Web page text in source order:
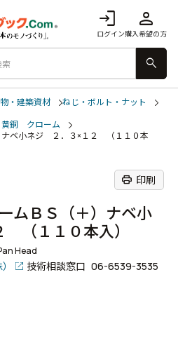
login
ログイン
person
購入希望の方
search
・建築資材
ねじ・ボルト・ナット
銅 クローム
ベ小ネジ ２．３×１２ （１１０本
print 印刷
ムＢＳ（＋）ナベ小
（１１０本入）
Head
技術相談窓口 06-6539-3535